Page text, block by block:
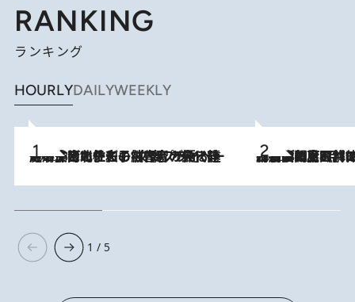
RANKING
ランキング
HOURLYDAILYWEEKLY
2026.8.3
《「文士の子ども被害者の会」発足！》阿川佐和子（72）が語る遠藤周作に北杜夫、劇作家・矢代静一の子どもたちの“文豪プライベート事件簿” 2026.8.8
「最後に見られてよかった」上野動物園の東園パンダ舎が解体前に特別公開。8月16日まで延長されたパネル展と共に辿る“半世紀”のパンダ飼育《解体工事の図面あり》
1 / 5